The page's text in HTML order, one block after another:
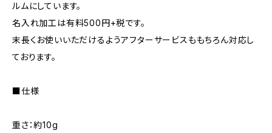
ルムにしています。
名入れ加工は有料500円+税です。
末長くお使いいただけるようアフターサービスももちろん対応し
ております。
■仕様
重さ：約10g